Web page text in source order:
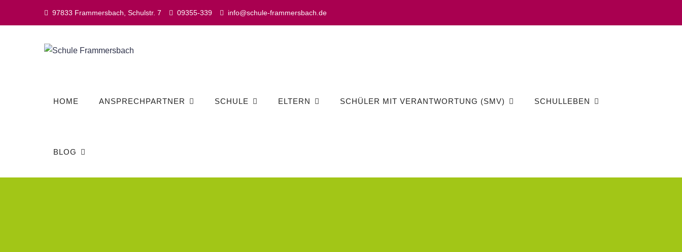
97833 Frammersbach, Schulstr. 7 09355-339 info@schule-frammersbach.de
HOME ANSPRECHPARTNER SCHULE ELTERN SCHÜLER MIT VERANTWORTUNG (SMV) SCHULLEBEN
BLOG